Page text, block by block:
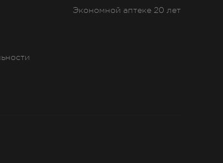
Экономной аптеке 20 лет